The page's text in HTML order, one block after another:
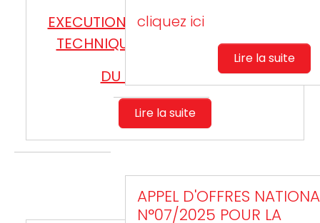
EXECUTION DES TRAVAUX D’ARRET
TECHNIQUE DE VISITE NORMALE
DU C/F CARTHAGE
Lire la suite
cliquez ici
Lire la suite
APPEL D'OFFRES
N°07/2025 POUR LA